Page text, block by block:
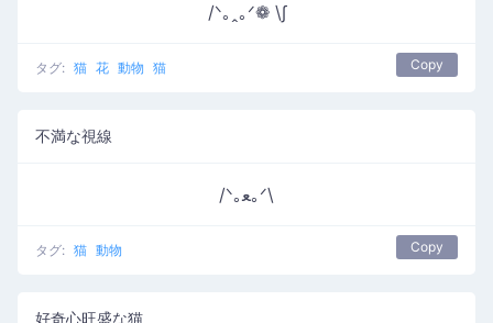
/ᐠ｡ꞈ｡ᐟ❁ \∫
タグ: 猫 花 動物 猫 Copy
不満な視線
/ᐠ｡ﻌ｡ᐟ\
タグ: 猫 動物 Copy
好奇心旺盛な猫